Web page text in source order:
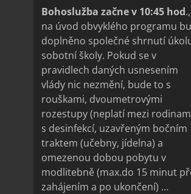
Bohoslužba začne v 10:45 hod.,
na úvod obvyklého programu
doplněno společné shrnutí
sobotní školy. Pokud se v
pravidlech daných usnesením
vlády nic nezmění, bude to s
rouškami, dvoumetrovými
rozestupy (neplatí mezi
s desinfekcí, uzavřeným bočním
traktem (učebny, jídelna) a
omezenou dobou pobytu v
modlitebně (max.do 15 minut
zahájením a po ukončení) …